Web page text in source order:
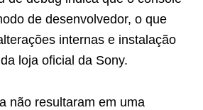
de desenvolvedor, o que
internas e instalação
loja oficial da Sony.
não resultaram em uma